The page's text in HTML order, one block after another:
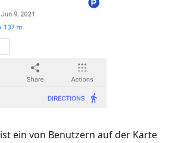
ist ein von Benutzern auf der Karte